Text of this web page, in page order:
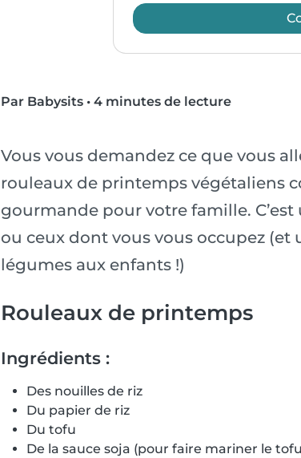
Par Babysits • 4 minutes de lecture
Vous vous demandez ce que vous
rouleaux de printemps végétaliens
gourmande pour votre famille.
ou ceux dont vous vous occupez
légumes aux enfants !)
Rouleaux de printemps
Ingrédients :
Des nouilles de riz
Du papier de riz
Du tofu
De la sauce soja (pour faire mariner le